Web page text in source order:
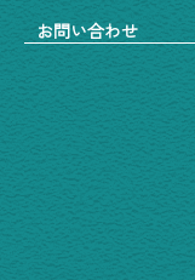
お問い合わせ